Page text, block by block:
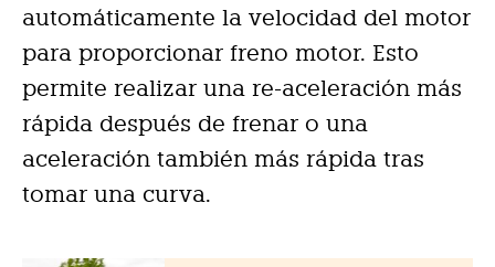
automáticamente la velocidad del motor
para proporcionar freno motor. Esto
permite realizar una re-aceleración más
rápida después de frenar o una
aceleración también más rápida tras
tomar una curva.